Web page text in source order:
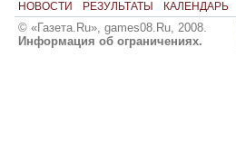
НОВОСТИ РЕЗУЛЬТАТЫ КАЛЕНДАРЬ
© «Газета.Ru», games08.Ru, 2008.
Информация об ограничениях.